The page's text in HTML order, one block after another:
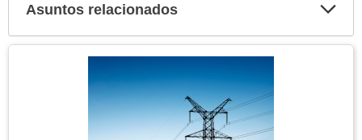
Asuntos relacionados